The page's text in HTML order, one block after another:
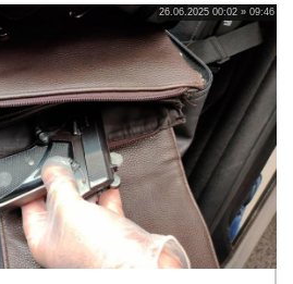
26.06.2025 00:02 » 09:46